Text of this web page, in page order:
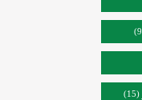
(15)